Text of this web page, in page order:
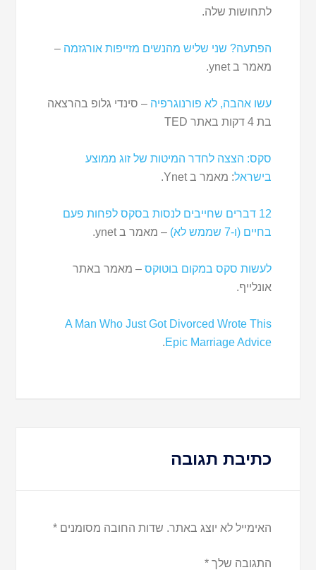
לתחושות שלה.
הפתעה? שני שליש מהנשים מזייפות אורגזמה –
מאמר ב ynet.
עשו אהבה, לא פורנוגרפיה – סינדי גלופ בהרצאה
בת 4 דקות באתר TED
סקס: הצצה לחדר המיטות של זוג ממוצע
בישראל: מאמר ב Ynet.
12 דברים שחייבים לנסות בסקס לפחות פעם
בחיים (ו-7 שממש לא)
– מאמר ב ynet.
לעשות סקס במקום בוטוקס – מאמר באתר
אונלייף.
A Man Who Just Got Divorced Wrote This
Epic Marriage Advice
.
כתיבת תגובה
האימייל לא יוצג באתר. שדות החובה מסומנים*
התגובה שלך*